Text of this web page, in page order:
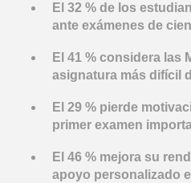
El 32 % de los
ante exámenes de
El 41 % considera las
asignatura más difícil
El 29 % pierde
primer examen
El 46 % mejora su
apoyo personalizado